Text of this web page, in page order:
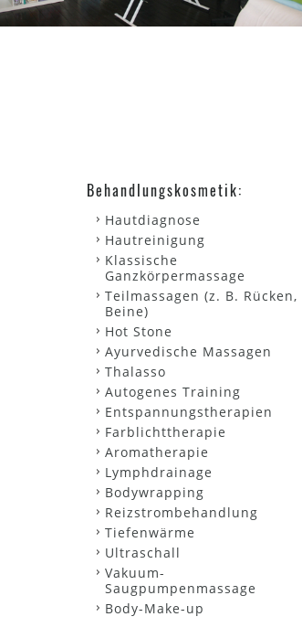
Behandlungskosmetik:
Hautdiagnose
Hautreinigung
Klassische
Ganzkörpermassage
Teilmassagen (z. B. Rücken,
Beine)
Hot Stone
Ayurvedische Massagen
Thalasso
Autogenes Training
Entspannungstherapien
Farblichttherapie
Aromatherapie
Lymphdrainage
Bodywrapping
Reizstrombehandlung
Tiefenwärme
Ultraschall
Vakuum-
Saugpumpenmassage
Body-Make-up